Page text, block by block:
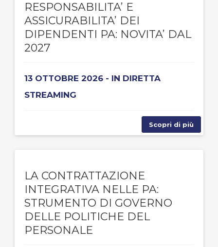
RESPONSABILITA’ E
ASSICURABILITA’ DEI
DIPENDENTI PA: NOVITA’ DAL
2027
13 OTTOBRE 2026 - IN DIRETTA
STREAMING
Scopri di più
LA CONTRATTAZIONE
INTEGRATIVA NELLE PA:
STRUMENTO DI GOVERNO
DELLE POLITICHE DEL
PERSONALE